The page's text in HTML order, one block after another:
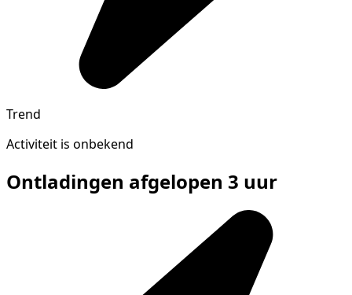
Trend
Activiteit is onbekend
Ontladingen afgelopen 3 uur